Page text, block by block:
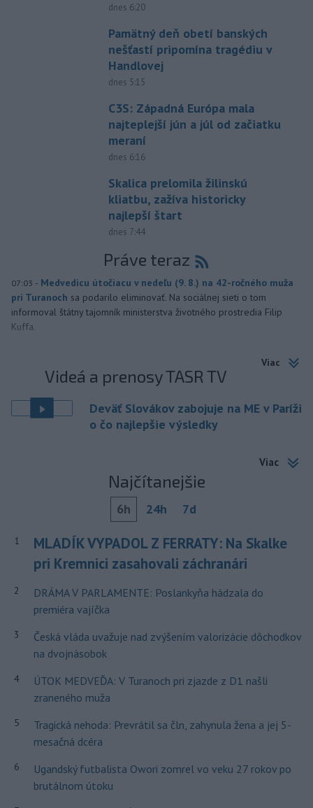
dnes 6:20
Pamätný deň obetí banských
nešťastí pripomína tragédiu v
Handlovej
dnes 5:15
C3S: Západná Európa mala
najteplejší jún a júl od začiatku
meraní
dnes 6:16
Skalica prelomila žilinskú
kliatbu, zažíva historicky
najlepší štart
dnes 7:44
Práve teraz
07:03 - Medvedicu útočiacu v nedeľu (9. 8.) na 42-ročného muža
pri Turanoch sa podarilo eliminovať. Na sociálnej sieti o tom
informoval štátny tajomník ministerstva životného prostredia Filip
Kuffa.
Viac
Videá a prenosy TASR TV
Deväť Slovákov zabojuje na ME v Paríži
o čo najlepšie výsledky
Viac
Najčítanejšie
6h 24h 7d
1
MLADÍK VYPADOL Z FERRATY: Na Skalke
pri Kremnici zasahovali záchranári
2
DRÁMA V PARLAMENTE: Poslankyňa hádzala do
premiéra vajíčka
3
Česká vláda uvažuje nad zvýšením valorizácie dôchodkov
na dvojnásobok
4
ÚTOK MEDVEĎA: V Turanoch pri zjazde z D1 našli
zraneného muža
5
Tragická nehoda: Prevrátil sa čln, zahynula žena a jej 5-
mesačná dcéra
6
Ugandský futbalista Owori zomrel vo veku 27 rokov po
brutálnom útoku